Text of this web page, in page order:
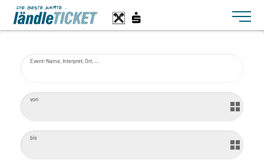
Toggle
Event-Name, Interpret, Ort, ...
von
bis